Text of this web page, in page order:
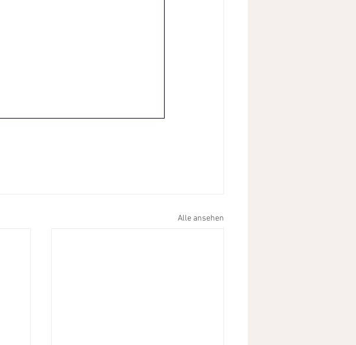
Alle ansehen